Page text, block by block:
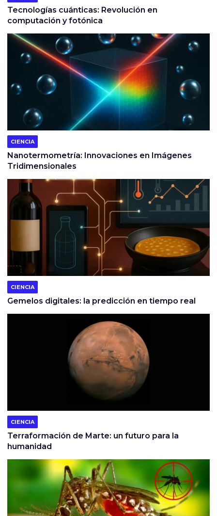
Tecnologías cuánticas: Revolución en
computación y fotónica
CIENCIA
Nanotermometría: Innovaciones en Imágenes
Tridimensionales
CIENCIA
Gemelos digitales: la predicción en tiempo real
CIENCIA
Terraformación de Marte: un futuro para la
humanidad